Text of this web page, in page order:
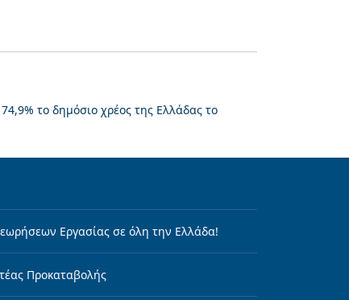
το δημόσιο χρέος της Ελλάδας το
Εργασίας σε όλη την Ελλάδα!
Προκαταβολής